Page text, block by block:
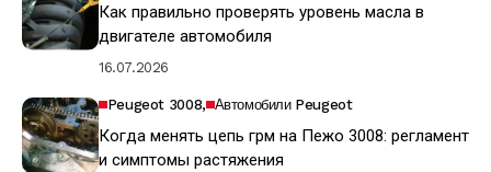
Как правильно проверять уровень масла в
двигателе автомобиля
16.07.2026
Peugeot 3008 Автомобили Peugeot
Когда менять цепь грм на Пежо 3008: регламент
и симптомы растяжения